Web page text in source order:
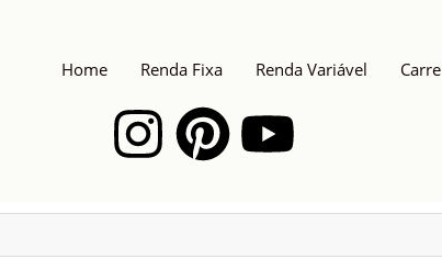
Home Renda Fixa Renda Variável